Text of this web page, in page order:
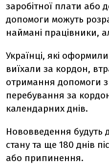
заробітної плати або
допомоги можуть
наймані працівники,
Українці, які
виїхали за кордон,
отримання допомоги з
перебування за
календарних днів.
Нововведення будуть
стану та ще 180 днів
або припинення.